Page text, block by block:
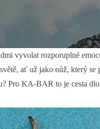
vyvolat rozporuplné
ať už jako nůž, který
Pro KA-BAR to je cesta